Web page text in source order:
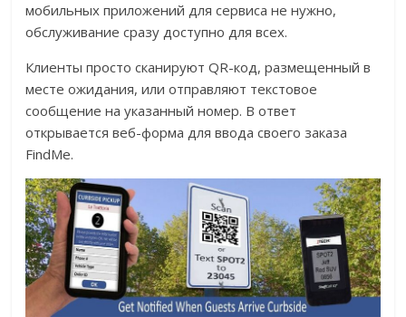
мобильных приложений для сервиса не нужно,
обслуживание сразу доступно для всех.
Клиенты просто сканируют QR-код, размещенный в
месте ожидания, или отправляют текстовое
сообщение на указанный номер. В ответ
открывается веб-форма для ввода своего заказа
FindMe.